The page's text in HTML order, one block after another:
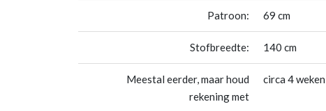
Patroon: 69 cm
Stofbreedte: 140 cm
Meestal eerder, maar houd
rekening met
circa 4 weken